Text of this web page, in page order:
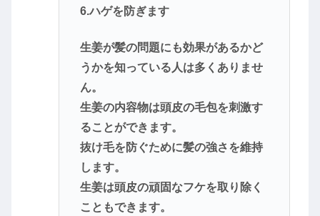
6.ハゲを防ぎます
生姜が髪の問題にも効果があるかど
うかを知っている人は多くありませ
ん。
生姜の内容物は頭皮の毛包を刺激す
ることができます。
抜け毛を防ぐために髪の強さを維持
します。
生姜は頭皮の頑固なフケを取り除く
こともできます。